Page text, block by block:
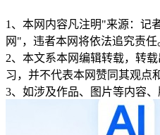
1、本网内容凡注明"来源：记
网"，违者本网将依法追究责任
2、本文系本网编辑转载，转
习，并不代表本网赞同其观点
3、如涉及作品、图片等内容